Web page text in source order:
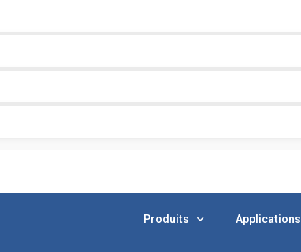
Produits Applications